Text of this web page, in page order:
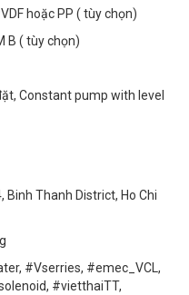
hoặc PP ( tùy chọn)
B ( tùy chọn)
Constant pump with level
Binh Thanh District, Ho Chi
#Vserries, #emec_VCL,
#vietthaiTT,